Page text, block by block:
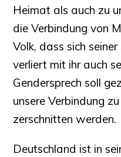
Heimat als auch zu
die Verbindung von
Volk, dass sich
verliert mit ihr auch
Gendersprech soll
unsere Verbindung
zerschnitten werden.
Deutschland ist in